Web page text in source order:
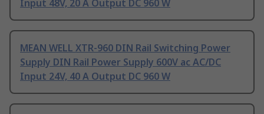
Input 48V, 20 A Output DC 960 W
MEAN WELL XTR-960 DIN Rail Switching Power
Supply DIN Rail Power Supply 600V ac AC/DC
Input 24V, 40 A Output DC 960 W